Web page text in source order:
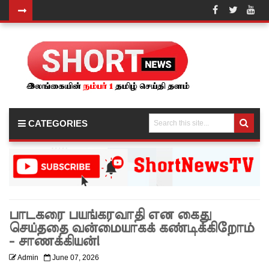
த்தை
கடுமையா
கு பிணை!
ரத்மலா
சைமா
உட்பட
மூவர்
CATEGORIES
பாடகரை பயங்கரவாதி என கைது
செய்ததை வன்மையாகக் கண்டிக்கிறோம்
- சாணக்கியன்!
Admin June 07, 2026